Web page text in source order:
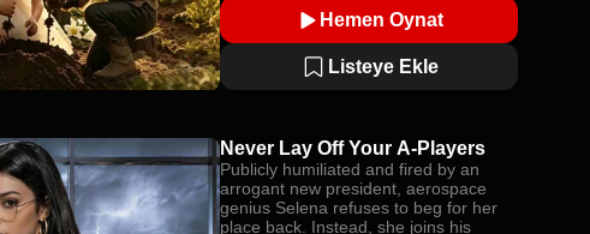
Hemen Oynat
Listeye Ekle
Never Lay Off Your A-Players
Publicly humiliated and fired by an
arrogant new president, aerospace
genius Selena refuses to beg for her
place back. Instead, she joins his